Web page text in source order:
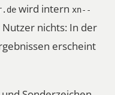
wird intern xn--
nichts: In der
erscheint